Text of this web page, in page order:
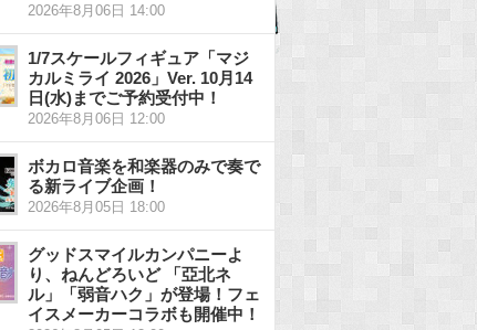
2026年8月06日 14:00
1/7スケールフィギュア「マジ
カルミライ 2026」Ver. 10月14
日(水)までご予約受付中！
2026年8月06日 12:00
ボカロ音楽を和楽器のみで奏で
る新ライブ企画！
2026年8月05日 18:00
グッドスマイルカンパニーよ
り、ねんどろいど 「亞北ネ
ル」「弱音ハク」が登場！フェ
イスメーカーコラボも開催中！